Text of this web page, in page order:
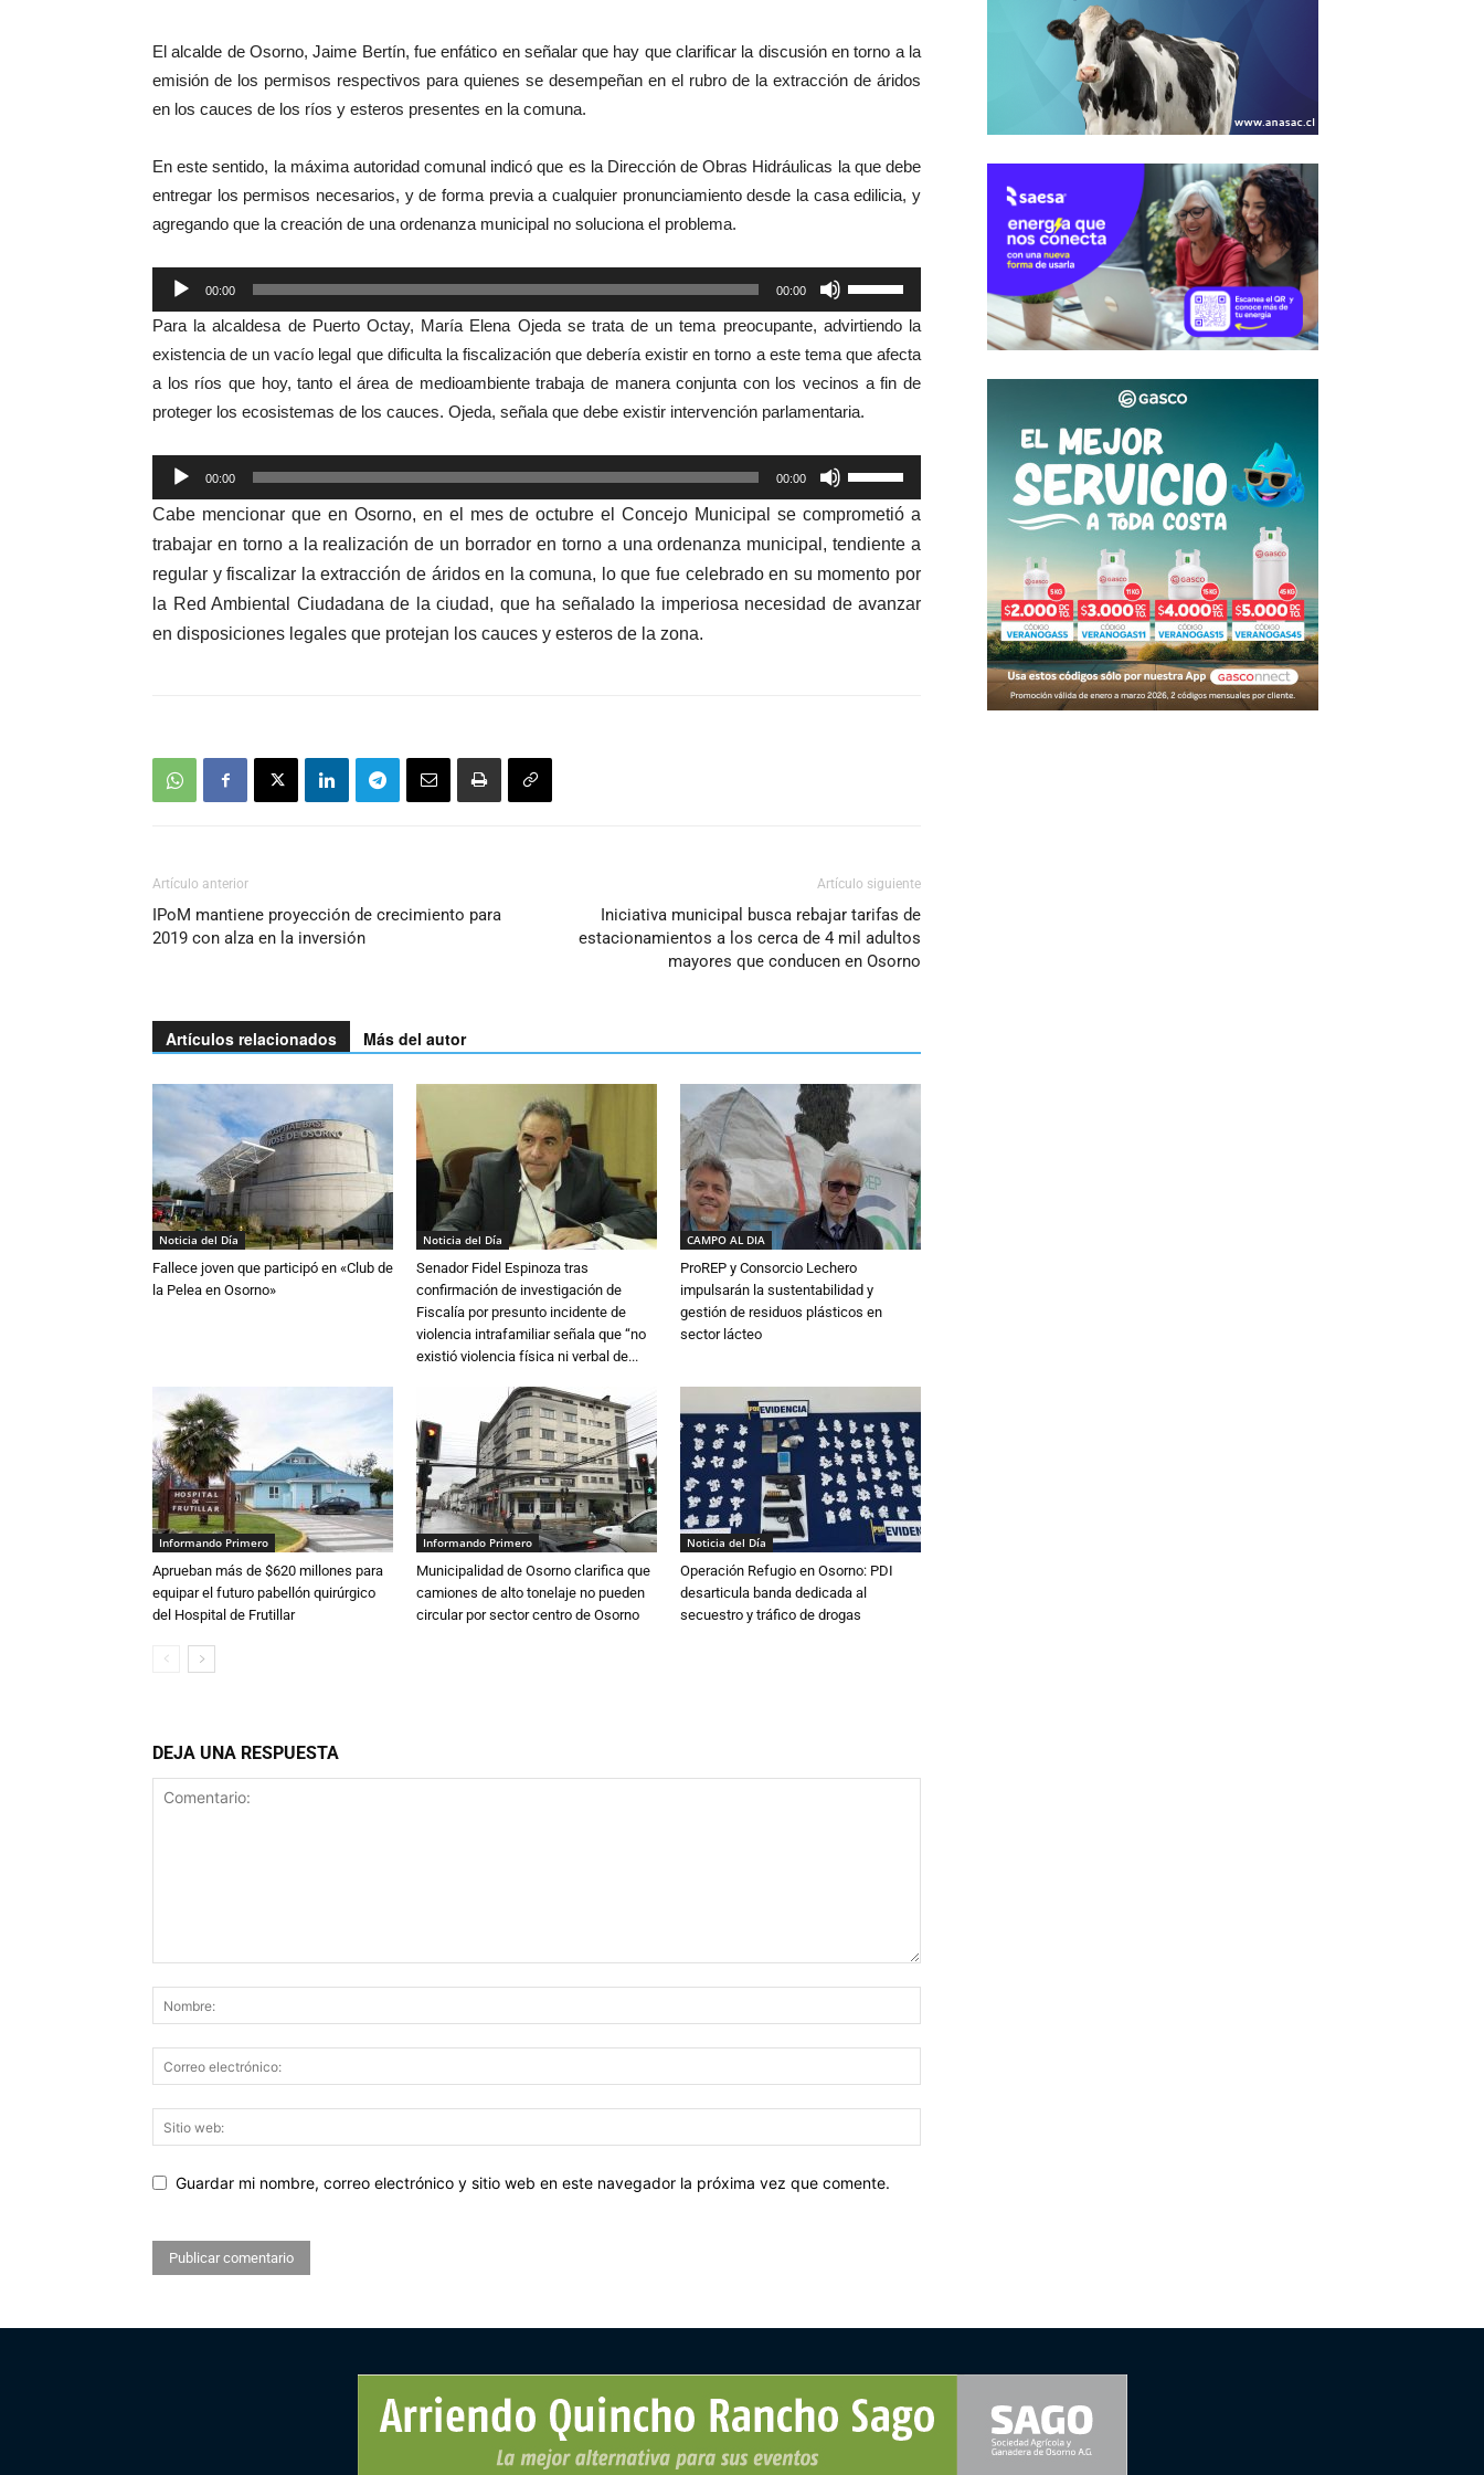
El alcalde de Osorno, Jaime Bertín, fue enfático en señalar que hay que clarificar la discusión en torno a la
emisión de los permisos respectivos para quienes se desempeñan en el rubro de la extracción de áridos
en los cauces de los ríos y esteros presentes en la comuna.
En este sentido, la máxima autoridad comunal indicó que es la Dirección de Obras Hidráulicas la que debe
entregar los permisos necesarios, y de forma previa a cualquier pronunciamiento desde la casa edilicia, y
agregando que la creación de una ordenanza municipal no soluciona el problema.
Reproductor
de
audio
00:00 00:00
las
teclas
de
flecha
arriba/abajo
para
aumentar
o
disminuir
el
volumen.
Para la alcaldesa de Puerto Octay, María Elena Ojeda se trata de un tema preocupante, advirtiendo la
existencia de un vacío legal que dificulta la fiscalización que debería existir en torno a este tema que afecta
a los ríos que hoy, tanto el área de medioambiente trabaja de manera conjunta con los vecinos a fin de
proteger los ecosistemas de los cauces. Ojeda, señala que debe existir intervención parlamentaria.
Reproductor
de
audio
00:00 00:00
las
teclas
de
flecha
arriba/abajo
Cabe mencionar que en Osorno, en el mes de octubre el Concejo Municipal se comprometió a
trabajar en torno a la realización de un borrador en torno a una ordenanza municipal, tendiente a
regular y fiscalizar la extracción de áridos en la comuna, lo que fue celebrado en su momento por
la Red Ambiental Ciudadana de la ciudad, que ha señalado la imperiosa necesidad de avanzar
en disposiciones legales que protejan los cauces y esteros de la zona.
Artículo anterior
IPoM mantiene proyección de crecimiento para
2019 con alza en la inversión
Artículo siguiente
Iniciativa municipal busca rebajar tarifas de
estacionamientos a los cerca de 4 mil adultos
mayores que conducen en Osorno
Artículos relacionados Más del autor
Noticia del Día
Fallece joven que participó en «Club de
la Pelea en Osorno»
Noticia del Día
Senador Fidel Espinoza tras
confirmación de investigación de
Fiscalía por presunto incidente de
violencia intrafamiliar señala que “no
existió violencia física ni verbal de...
CAMPO AL DIA
ProREP y Consorcio Lechero
impulsarán la sustentabilidad y
gestión de residuos plásticos en
sector lácteo
Informando Primero
Aprueban más de $620 millones para
equipar el futuro pabellón quirúrgico
del Hospital de Frutillar
Informando Primero
Municipalidad de Osorno clarifica que
camiones de alto tonelaje no pueden
circular por sector centro de Osorno
Noticia del Día
Operación Refugio en Osorno: PDI
desarticula banda dedicada al
secuestro y tráfico de drogas
DEJA UNA RESPUESTA
Guardar mi nombre, correo electrónico y sitio web en este navegador la próxima vez que comente.